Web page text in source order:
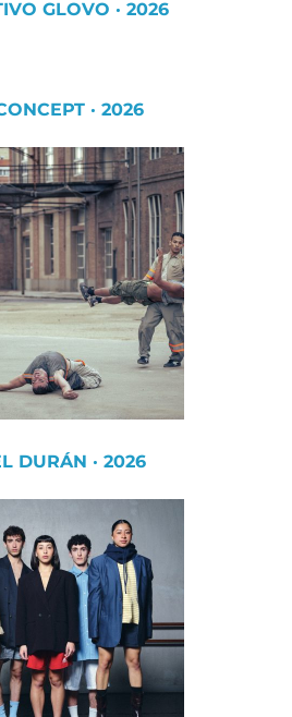
GLOVO · 2026
· 2026
DURÁN · 2026